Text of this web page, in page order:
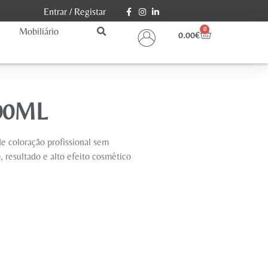
Entrar/ Registar
Mobiliário
0.00€
0
coloração profissional sem
resultado e alto efeito cosmético